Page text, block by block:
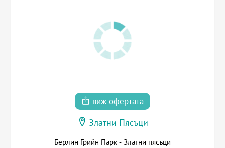
виж офертата
Златни Пясъци
Берлин Грийн Парк - Златни пясъци